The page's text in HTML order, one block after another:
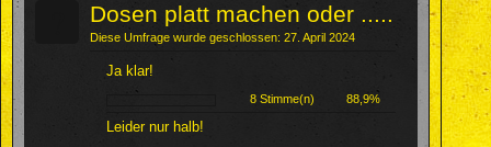
Dosen platt machen oder .....
Diese Umfrage wurde geschlossen: 27. April 2024
Ja klar!
8 Stimme(n) 88,9%
Leider nur halb!